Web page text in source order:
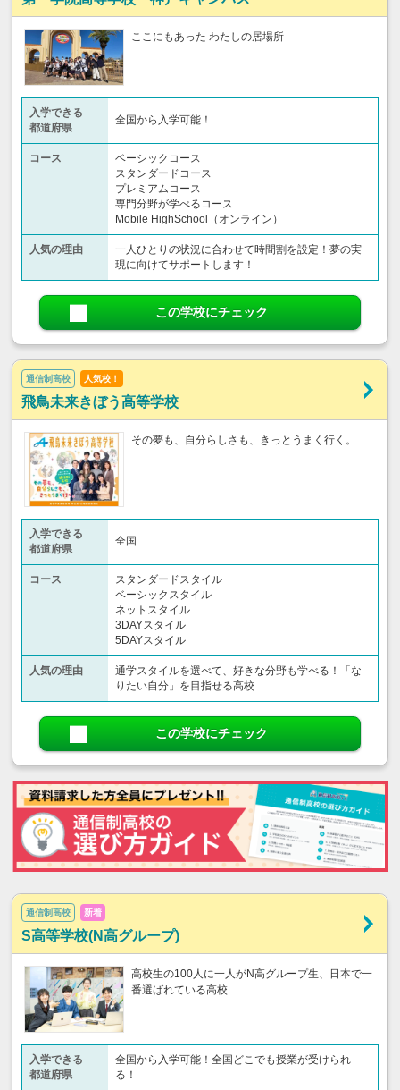
ここにもあった わたしの居場所
入学できる
都道府県
全国から入学可能！
コース
ベーシックコース
スタンダードコース
プレミアムコース
専門分野が学べるコース
Mobile HighSchool（オンライン）
人気の理由
一人ひとりの状況に合わせて時間割を設定！夢の実
現に向けてサポートします！
この学校にチェック
通信制高校 人気校！
飛鳥未来きぼう高等学校
その夢も、自分らしさも、きっとうまく行く。
入学できる
都道府県
全国
コース
スタンダードスタイル
ベーシックスタイル
ネットスタイル
3DAYスタイル
5DAYスタイル
人気の理由
通学スタイルを選べて、好きな分野も学べる！「な
りたい自分」を目指せる高校
この学校にチェック
通信制高校 新着
S高等学校(N高グループ)
高校生の100人に一人がN高グループ生、日本で一
番選ばれている高校
入学できる
都道府県
全国から入学可能！全国どこでも授業が受けられ
る！